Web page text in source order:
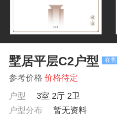
墅居平层C2户型 在售
参考价格 价格待定
户型
3室 2厅 2卫
户型分布
暂无资料